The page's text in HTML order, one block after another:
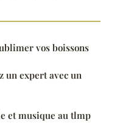
vos boissons
un expert avec un
et musique au tlmp